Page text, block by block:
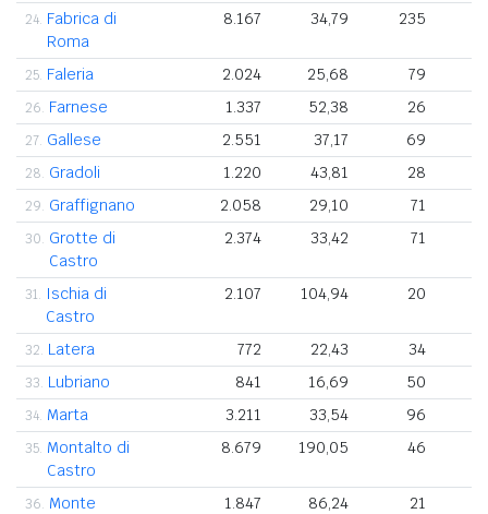
24. Fabrica di
Roma
8.167 34,79 235
25. Faleria 2.024 25,68 79
26. Farnese 1.337 52,38 26
27. Gallese 2.551 37,17 69
28. Gradoli 1.220 43,81 28
29. Graffignano 2.058 29,10 71
30. Grotte di
Castro
2.374 33,42 71
31. Ischia di
Castro
2.107 104,94 20
32. Latera 772 22,43 34
33. Lubriano 841 16,69 50
34. Marta 3.211 33,54 96
35. Montalto di
Castro
8.679 190,05 46
36. Monte
1.847 86,24 21